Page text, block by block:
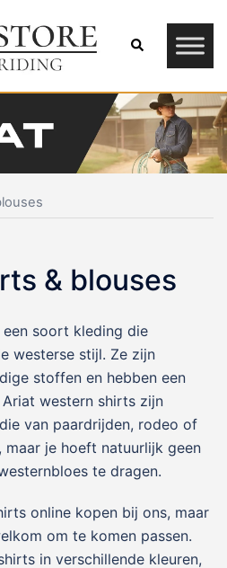
Search
& blouses
soort kleding die
westerse stijl. Ze zijn
stoffen en hebben een
western shirts zijn
van paardrijden, rodeo of
je hoeft natuurlijk geen
te dragen.
online kopen bij ons, maar
om te komen passen.
in verschillende kleuren,